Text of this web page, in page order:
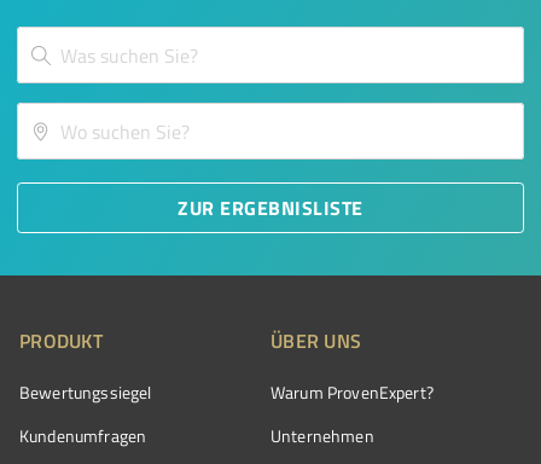
ZUR ERGEBNISLISTE
PRODUKT
Bewertungssiegel
Kundenumfragen
ÜBER UNS
Warum ProvenExpert?
Unternehmen